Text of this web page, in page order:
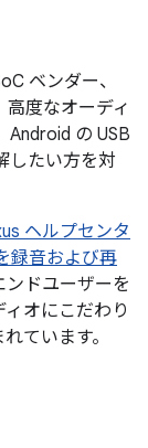
ベンダー、
度なオーディ
Android の USB
したい方を対
ヘルプセンタ
録音および再
ドユーザーを
オにこだわり
ています。